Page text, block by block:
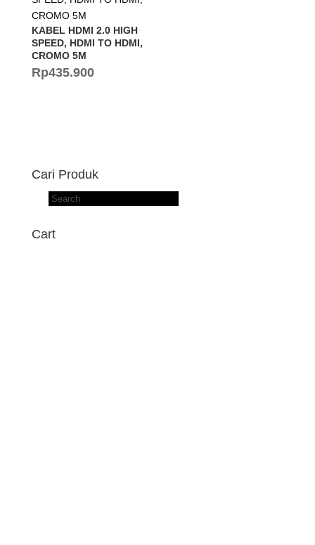
KABEL HDMI 2.0 HIGH
SPEED, HDMI TO HDMI,
CROMO 5M
Rp435.900
Cari Produk
Products
Cart